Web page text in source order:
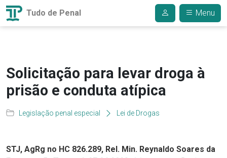
Tudo de Penal Menu
Solicitação para levar droga à
prisão e conduta atípica
Legislação penal especial Lei de Drogas
STJ, AgRg no HC 826.289, Rel. Min. Reynaldo Soares da